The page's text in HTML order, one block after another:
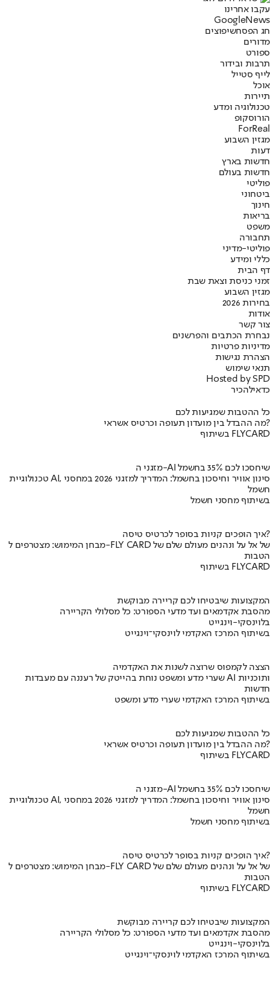
עקבו אחרינו
Googl eNews
חג הפסחשיפוצים
מדורים
ספורט
תרבות ובידור
לייף סטייל
אוכל
תיירות
טכנולוגיה ומדע
הורוסקופ
ForReal
מגזין השבוע
דעות
חדשות בארץ
חדשות בעולם
פוליטי
ביטחוני
חינוך
בריאות
משפט
תחבורה
פוליטי-מדיני
כללי ומידע
דף הבית
זמני כניסת וצאת שבת
מגזין השבוע
בחירות 2026
אודות
צור קשר
נבחרת הכתבים והפרשנים
מדיניות פרטיות
הצהרת נגישות
תנאי שימוש
Hosted by SPD
כדאילהכיר
כל ההטבות שמגיעות לכם
מה ההבדל בין מועדון תעופה וכרטיס אשראי?
בשיתוף FLYCARD
מזגני ה-AI שיחסכו לכם 35% בחשמל
טכנולוגיית AI, סינון אוויר וחיסכון בחשמל: המדריך למזגני 2026 במחסני
חשמל
בשיתוף מחסני חשמל
איך הופכים קניות בסופר לכרטיס טיסה?
מבחן המימוש: מצטרפים ל-FLY CARD של אל על ונהנים מעולם שלם של
הטבות
בשיתוף FLYCARD
המקצועות שיבטיחו לכם קריירה מבוקשת
מהסבת אקדמאים ועד מדעי הספורט: כל מסלולי הקריירה
בלוינסקי-וינגייט
בשיתוף המרכז האקדמי לוינסקי־וינגייט
הצצה לקמפוס שרוצה לשנות את האקדמיה
שערי מדע ומשפט נוחת בהייטק של רעננה עם מעבדות AI ותוכניות
חדשות
בשיתוף המרכז האקדמי שערי מדע ומשפט
כל ההטבות שמגיעות לכם
מה ההבדל בין מועדון תעופה וכרטיס אשראי?
בשיתוף FLYCARD
מזגני ה-AI שיחסכו לכם 35% בחשמל
טכנולוגיית AI, סינון אוויר וחיסכון בחשמל: המדריך למזגני 2026 במחסני
חשמל
בשיתוף מחסני חשמל
איך הופכים קניות בסופר לכרטיס טיסה?
מבחן המימוש: מצטרפים ל-FLY CARD של אל על ונהנים מעולם שלם של
הטבות
בשיתוף FLYCARD
המקצועות שיבטיחו לכם קריירה מבוקשת
מהסבת אקדמאים ועד מדעי הספורט: כל מסלולי הקריירה
בלוינסקי-וינגייט
בשיתוף המרכז האקדמי לוינסקי־וינגייט